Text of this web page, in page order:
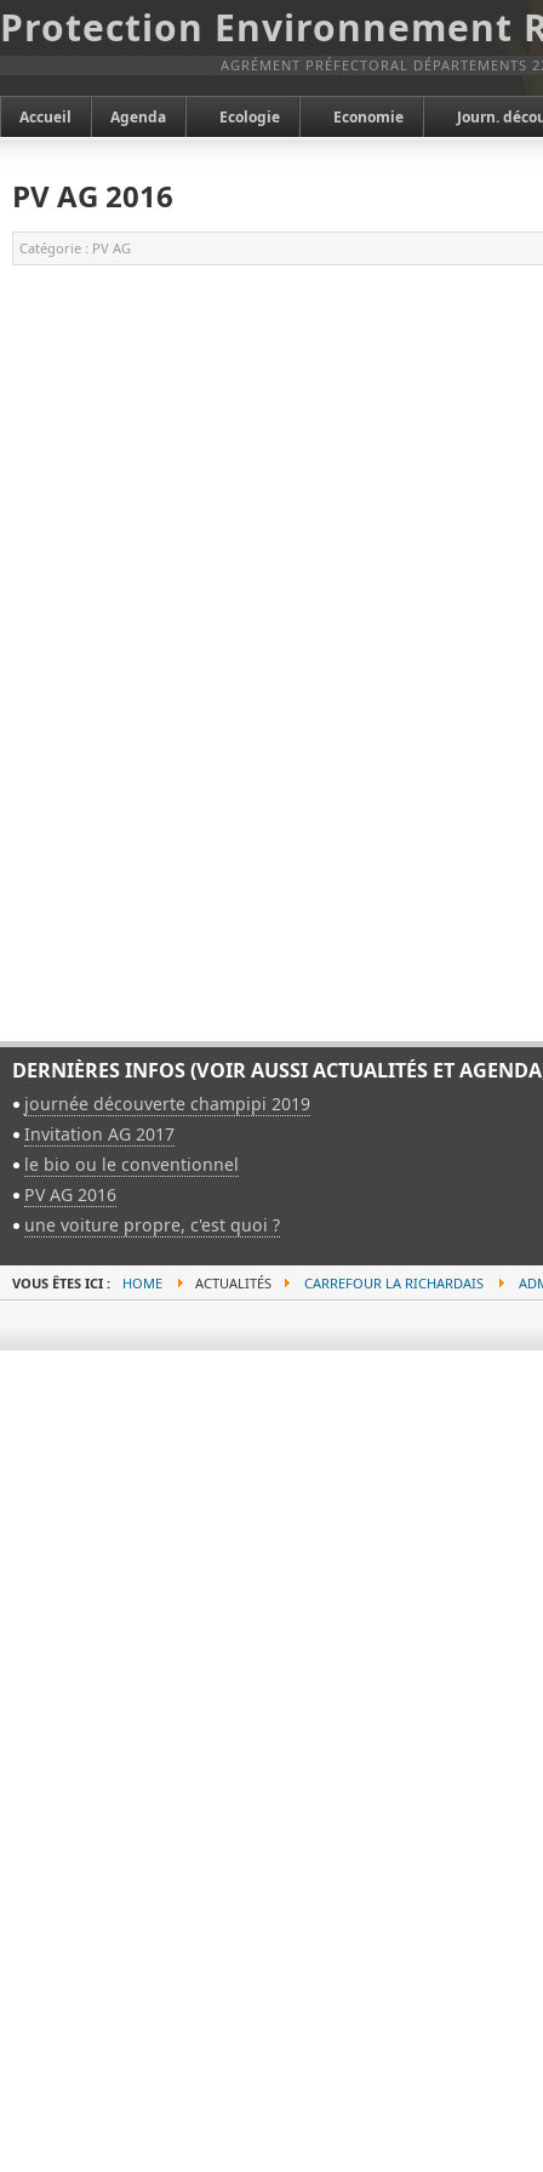
Protection Environnement
AGRÉMENT PRÉFECTORAL DÉPARTEMENTS
Accueil Agenda Ecologie Economie Journ.
PV AG 2016
Catégorie : PV AG
DERNIÈRES INFOS (VOIR AUSSI ACTUALITÉS ET
journée découverte champipi 2019
Invitation AG 2017
le bio ou le conventionnel
PV AG 2016
une voiture propre, c'est quoi ?
VOUS ÊTES ICI : HOME ACTUALITÉS CARREFOUR LA RICHARDAIS